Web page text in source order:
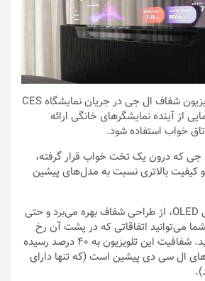
/ مدل جدید تلویزیون شفاف ال جی در جریان نمایشگاه CES
نمایی از آینده نمایشگرهای خانگی ارائه
خواب استفاده شود.
جی که درون یک تخت خواب قرار گرفته،
و کیفیت بالاتری نسبت به مدل‌های پیشین
این تلویزیون ۵۵ اینچی OLED، از طراحی شفاف بهره می‌برد و حتی
می‌توانید اتفاقاتی که در پشت آن رخ
می‌دهد را مشاهده کنید. شفافیت این تلویزیون به ۴۰ درصد رسیده
ال سی دی پیشین است (که تنها دارای